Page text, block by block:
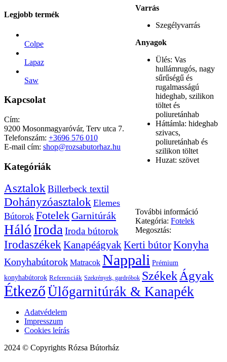
Varrás
Szegélyvarrás
Anyagok
Ülés: Vas
hullámrugós, nagy
sűrűségű és
rugalmasságú
hideghab, szilikon
töltet és
poliuretánhab
Háttámla: hideghab
szivacs,
poliuretánhab és
szilikon töltet
Huzat: szövet
További információ
Kategória:Fotelek
Megosztás:
Legjobb termék
Colpe
Lapaz
Saw
Kapcsolat
Cím:
9200 Mosonmagyaróvár, Terv utca 7.
Telefonszám: +3696 576 010
E-mail cím: shop@rozsabutorhaz.hu
Kategóriák
Asztalok Billerbeck textil
Dohányzóasztalok Elemes
Bútorok FotelekGarnitúrák
Háló Iroda Iroda bútorok
Irodaszékek Kanapéágyak Kerti bútorKonyha
Konyhabútorok Matracok Nappali Prémium
konyhabútorok Referenciák Szekrények, gardróbok Székek Ágyak
ÉtkezőÜlőgarnitúrák & Kanapék
Adatvédelem
Impresszum
Cookies leírás
2024 © Copyrights Rózsa Bútorház